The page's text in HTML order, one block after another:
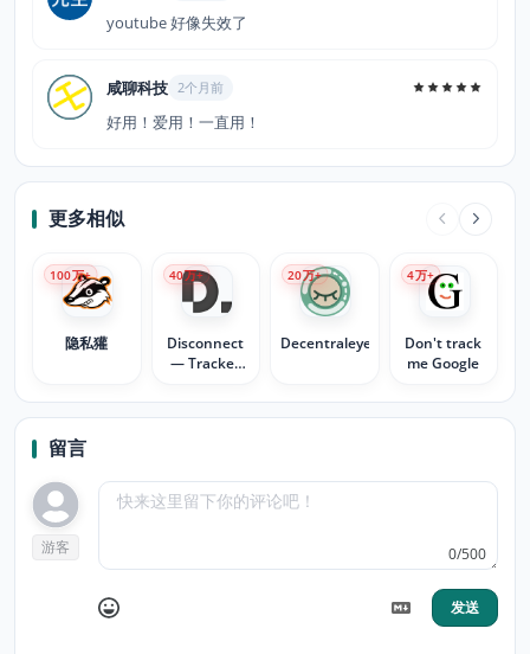
youtube 好像失效了
咸聊科技 2个月前
好用！爱用！一直用！
更多相似
隐私獾
100万+
Disconnect
— Tracker
40万+
Decentraleyes
20万+
Don't track
me Google
4万+
留言
游客 0/500
发送